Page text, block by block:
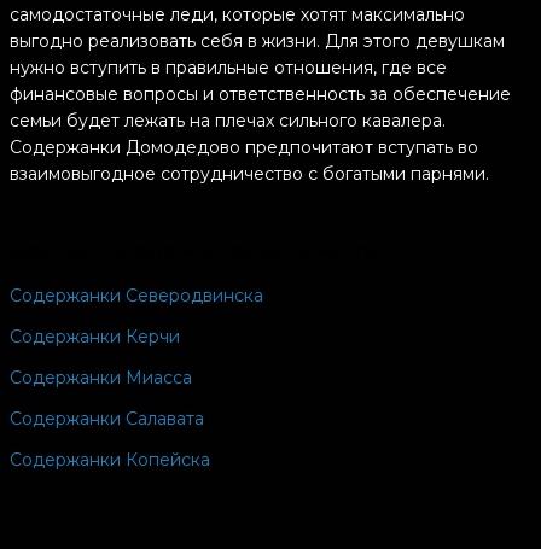
самодостаточные леди, которые хотят максимально
выгодно реализовать себя в жизни. Для этого девушкам
нужно вступить в правильные отношения, где все
финансовые вопросы и ответственность за обеспечение
семьи будет лежать на плечах сильного кавалера.
Содержанки Домодедово предпочитают вступать во
взаимовыгодное сотрудничество с богатыми парнями.
результат.
Содержанки Домодедово готовые встретиться - это
отличные хозяйки и любовницы. Девушки могут не только
подарить своему мужчине незабываемую ночь, о которой
многие могут только мечтать. Именно это и отличает
Содержанки Северодвинска
Содержанки Керчи
Содержанки Миасса
Содержанки Салавата
Содержанки Копейска